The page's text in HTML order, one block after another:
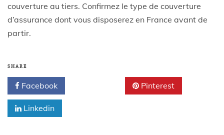
couverture au tiers. Confirmez le type de couverture
d’assurance dont vous disposerez en France avant de
partir.
SHARE
Facebook Pinterest
Linkedin